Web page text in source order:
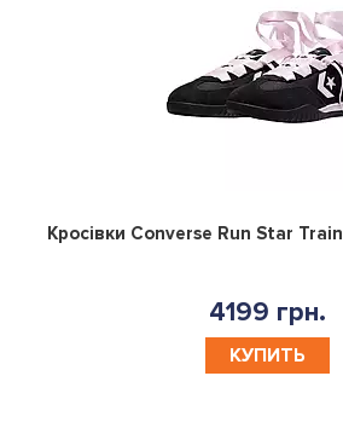
Кросівки Converse Run Star
4199 грн.
КУПИТЬ